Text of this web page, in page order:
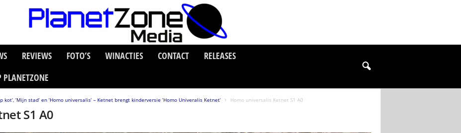
REVIEWS FOTO’S WINACTIES CONTACT
RELEASES
PLANETZONE
‘Mijn stad’ en ‘Homo universalis’ – Ketnet brengt kinderversie ‘Homo Univeralis Ketnet’ Homo universalis Ketnet S1 A0
S1 A0